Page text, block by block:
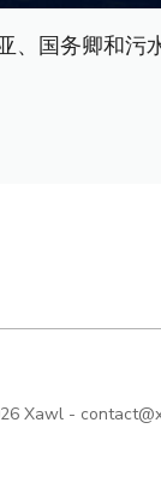
、国务卿和污
Xawl -